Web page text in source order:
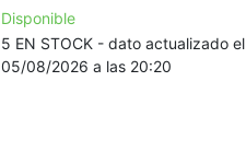
Disponible
5 EN STOCK - dato actualizado el
05/08/2026 a las 20:20